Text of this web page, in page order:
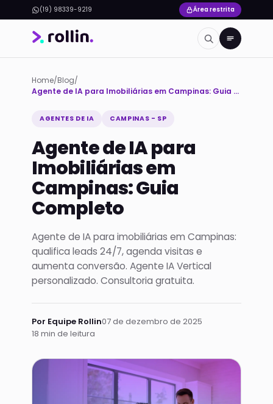
(19) 98339-9219 Área restrita
Home/Blog/
Agente de IA para Imobiliárias em Campinas: Guia Completo
AGENTES DE IA CAMPINAS - SP
Agente de IA para
Imobiliárias em
Campinas: Guia
Completo
Agente de IA para imobiliárias em Campinas:
qualifica leads 24/7, agenda visitas e
aumenta conversão. Agente IA Vertical
personalizado. Consultoria gratuita.
Por Equipe Rollin07 de dezembro de 2025
18 min de leitura